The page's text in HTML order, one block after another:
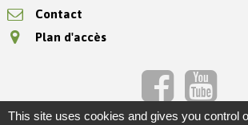
Contact
Plan d'accès
This site uses cookies and gives you control